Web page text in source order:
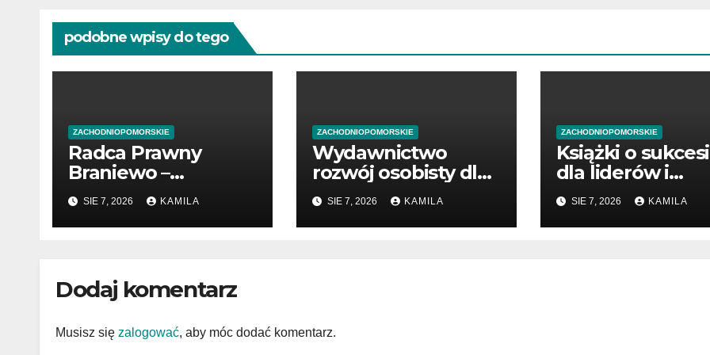
podobne wpisy do tego
ZACHODNIOPOMORSKIE
Radca Prawny
Braniewo –
profesjonalne
wsparcie w
sprawach prawnych
SIE 7, 2026 KAMILA
ZACHODNIOPOMORSKIE
Wydawnictwo
rozwój osobisty dla
początkujących
przedsiębiorców
SIE 7, 2026 KAMILA
ZACHODNIOPOMORSKIE
Książki o
dla liderów i
przedsiębiorców
SIE 7, 2026 KAMILA
Dodaj komentarz
Musisz się zalogować, aby móc dodać komentarz.